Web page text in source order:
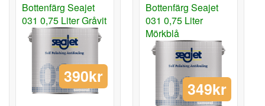
Bottenfärg Seajet
031 0,75 Liter Gråvit
390kr
Bottenfärg Seajet
031 0,75 Liter
Mörkblå
349kr